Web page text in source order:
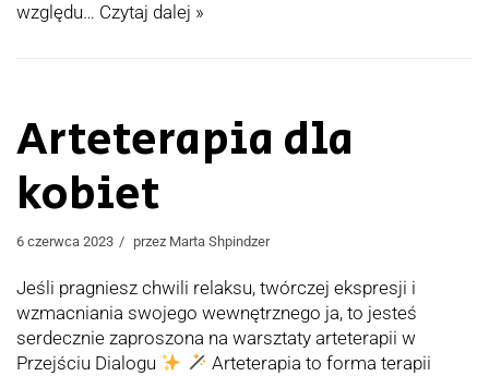
względu… Czytaj dalej »
Arteterapia dla
kobiet
6 czerwca 2023 przez Marta Shpindzer
Jeśli pragniesz chwili relaksu, twórczej ekspresji i
wzmacniania swojego wewnętrznego ja, to jesteś
serdecznie zaproszona na warsztaty arteterapii w
Przejściu Dialogu
Arteterapia to forma terapii